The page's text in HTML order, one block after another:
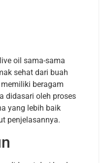
oil sama-sama
sehat dari buah
beragam
didasari oleh proses
yang lebih baik
penjelasannya.